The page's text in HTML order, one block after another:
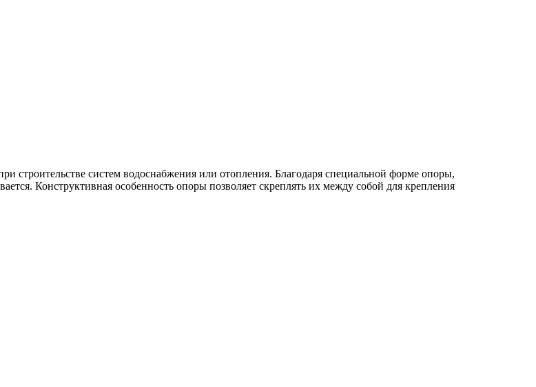
строительстве систем водоснабжения или отопления. Благодаря специальной форме опоры,
Конструктивная особенность опоры позволяет скреплять их между собой для крепления